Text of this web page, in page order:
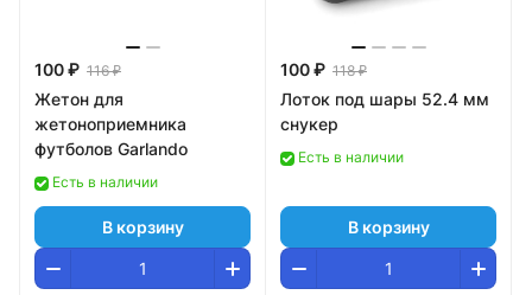
100 ₽ 116 ₽
Жетон для
жетоноприемника
футболов Garlando
Есть в наличии
В корзину
100 ₽ 118 ₽
Лоток под шары 52.4 мм
снукер
Есть в наличии
В корзину